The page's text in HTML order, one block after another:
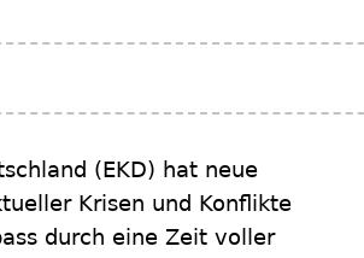
(EKD) hat neue
Krisen und Konflikte
durch eine Zeit voller